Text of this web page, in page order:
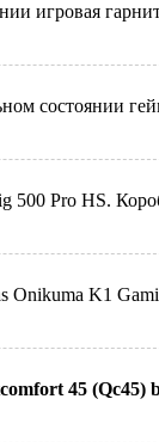
игровая
состоянии
Pro HS.
Onikuma K1
45 (Qc45)